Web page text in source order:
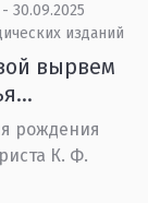
30.09.2025
изданий
вырвем
рождения
К. Ф.